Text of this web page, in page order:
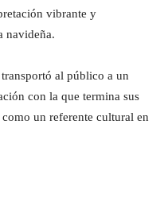
vibrante y
navideña.
al público a un
con la que termina sus
un referente cultural en